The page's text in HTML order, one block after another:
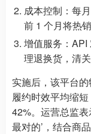
成本控制：每
前 1 个月将热
增值服务：API
理退换货，清
实施后，该平台
履约时效平均缩
42%。运营总监表
最对的’，结合商